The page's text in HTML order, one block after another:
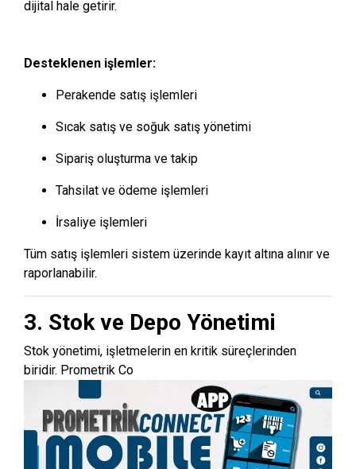
dijital hale getirir.
Desteklenen işlemler:
Perakende satış işlemleri
Sıcak satış ve soğuk satış yönetimi
Sipariş oluşturma ve takip
Tahsilat ve ödeme işlemleri
İrsaliye işlemleri
Tüm satış işlemleri sistem üzerinde kayıt altına alınır ve
raporlanabilir.
3. Stok ve Depo Yönetimi
Stok yönetimi, işletmelerin en kritik süreçlerinden
biridir. Prometrik Co